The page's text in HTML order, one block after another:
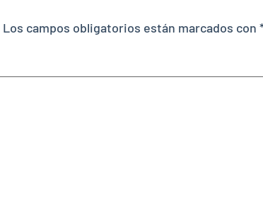
Los campos obligatorios están marcados con